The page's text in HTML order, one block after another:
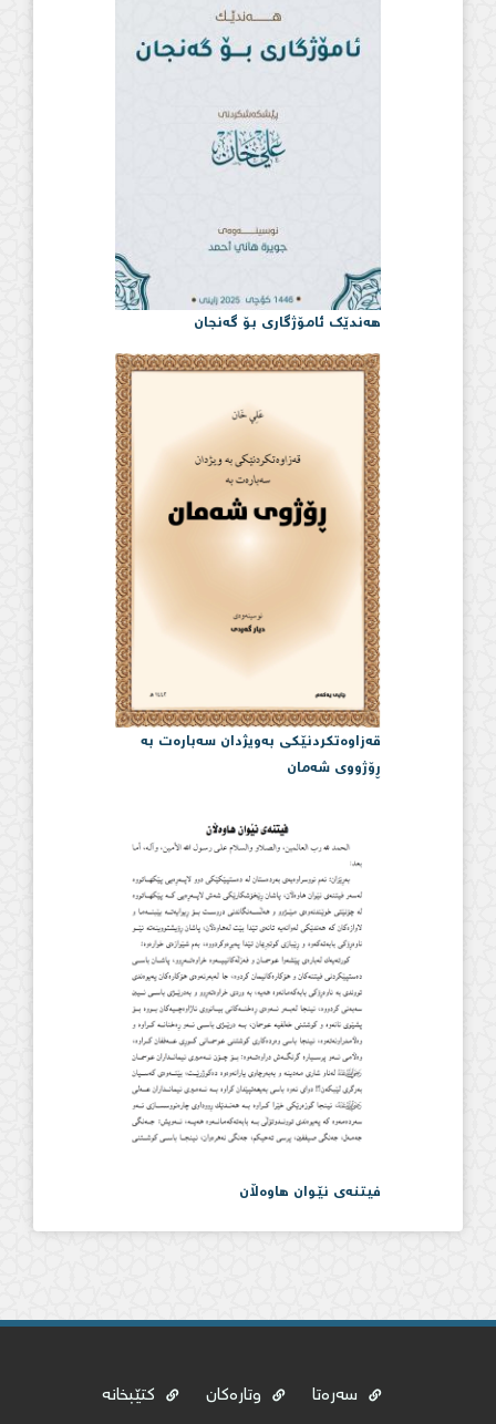
هەندێک ئامۆژگاری بۆ گەنجان
قەزاوەتكردنێكی بەویژدان سەبارەت بە
ڕۆژووی شەمان
فیتنەی نێوان هاوەڵان
سەرەتا وتارەکان
کتێبخانە